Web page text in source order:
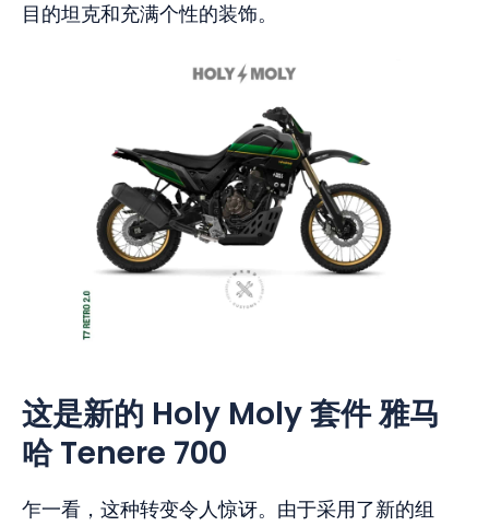
目的坦克和充满个性的装饰。
这是新的 Holy Moly 套件雅马
哈 Tenere 700
乍一看，这种转变令人惊讶。由于采用了新的组